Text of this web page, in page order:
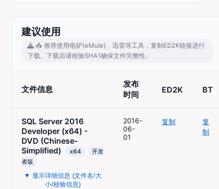
建议使用
📥 推荐使用电驴(eMule)、迅雷等工具，复制ED2K链接进行
下载。下载后请校验SHA1确保文件完整性。
文件信息
发布
时间
ED2K BT
SQL Server 2016
Developer (x64) -
DVD (Chinese-
Simplified)
x64
开发
者版
▼ 显示详细信息 (文件名/大
小/校验信息)
2016-
06-
01
复制
复
制